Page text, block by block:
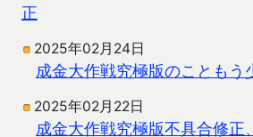
正
2025年02月24日
成金大作戦究極版のこともう
2025年02月22日
成金大作戦究極版不具合修正